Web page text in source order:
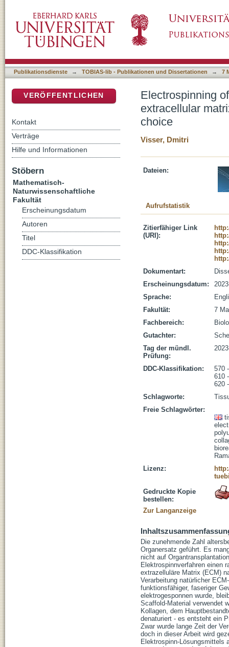
need not be the first material of choice
Publikationsdienste → TOBIAS-lib - Publikationen und Dissertationen → 7
Electrospinning
extracellular
choice
Visser, Dmitri
Dateien:
Aufrufstatistik
Zitierfähiger Link
(URI):
Dokumentart:
Erscheinungsdatum:
Sprache:
Fakultät:
7
Fachbereich:
Gutachter:
Tag der mündl.
Prüfung:
DDC-Klassifikation:
570
610
620
Schlagworte:
Freie Schlagwörter:
Lizenz:
Gedruckte Kopie
bestellen:
Zur Langanzeige
Die zunehmende Zahl
Organersatz geführt. Es
nicht auf
Elektrospinnverfahren einen
extrazelluläre Matrix (ECM)
Verarbeitung natürlicher
funktionsfähiger, faseriger
elektrogesponnen wurde,
Scaffold-Material verwendet
Kollagen, dem
denaturiert - es entsteht ein
Zwar wurde lange Zeit der
doch in dieser Arbeit wird
Elektrospinn-Lösungsmittels
VERÖFFENTLICHEN
Kontakt
Verträge
Hilfe und Informationen
Stöbern
Mathematisch-
Naturwissenschaftliche
Fakultät
Erscheinungsdatum
Autoren
Titel
DDC-Klassifikation